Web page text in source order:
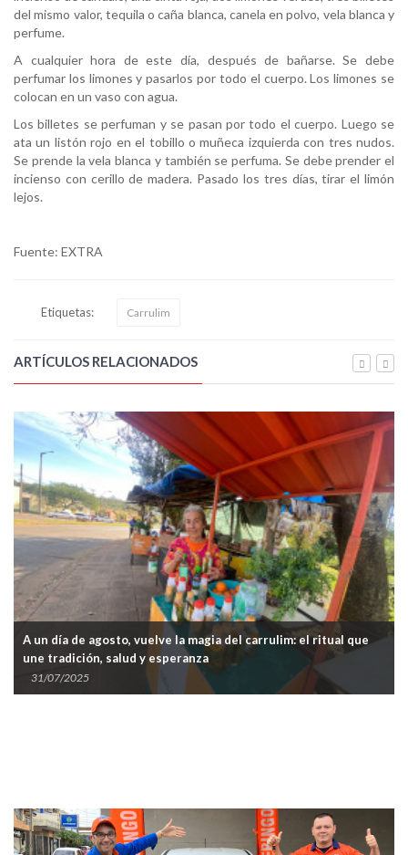
del mismo valor, tequila o caña blanca, canela en polvo, vela blanca y
perfume.
A cualquier hora de este día, después de bañarse. Se debe
perfumar los limones y pasarlos por todo el cuerpo. Los limones se
colocan en un vaso con agua.
Los billetes se perfuman y se pasan por todo el cuerpo. Luego se
ata un listón rojo en el tobillo o muñeca izquierda con tres nudos.
Se prende la vela blanca y también se perfuma. Se debe prender el
incienso con cerillo de madera. Pasado los tres días, tirar el limón
lejos.
Fuente: EXTRA
Etiquetas: Carrulim
ARTÍCULOS RELACIONADOS
A un día de agosto, vuelve la magia del carrulim: el ritual que
une tradición, salud y esperanza
31/07/2025